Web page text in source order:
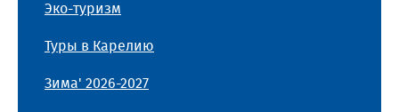
Эко-туризм
Туры в Карелию
Зима' 2026-2027